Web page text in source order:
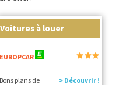
Voitures à louer
EUROPCAR
Bons plans de
> Découvrir !